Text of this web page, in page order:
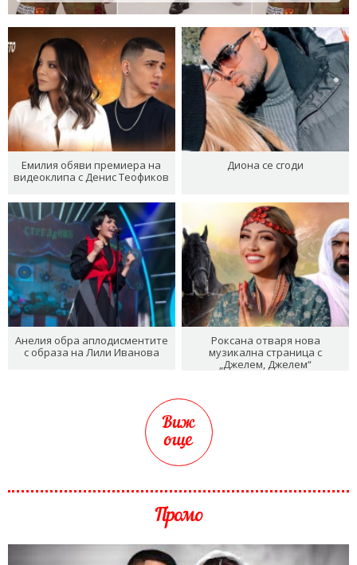
Емилия обяви премиера на
видеоклипа с Денис Теофиков
Диона се сгоди
Анелия обра аплодисментите
с образа на Лили Иванова
Роксана отваря нова
музикална страница с
„Джелем, Джелем“
Виж
още
Промо